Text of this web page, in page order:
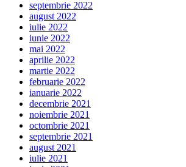
septembrie 2022
august 2022
iulie 2022
iunie 2022
mai 2022
aprilie 2022
martie 2022
februarie 2022
ianuarie 2022
decembrie 2021
noiembrie 2021
octombrie 2021
septembrie 2021
august 2021
iulie 2021